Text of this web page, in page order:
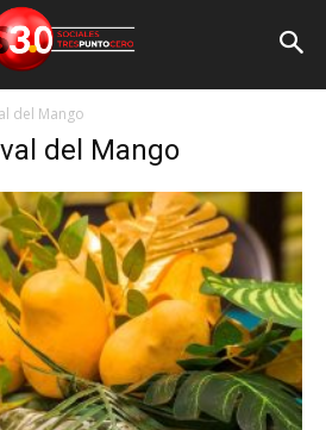
del Mango
del Mango